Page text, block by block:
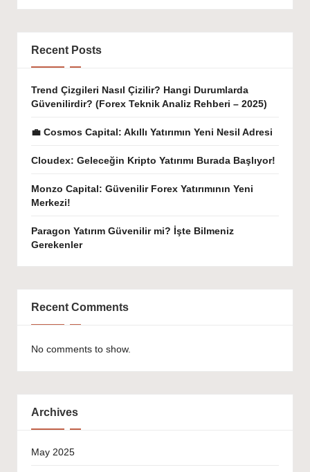
Recent Posts
Trend Çizgileri Nasıl Çizilir? Hangi Durumlarda
Güvenilirdir? (Forex Teknik Analiz Rehberi – 2025)
💼 Cosmos Capital: Akıllı Yatırımın Yeni Nesil Adresi
Cloudex: Geleceğin Kripto Yatırımı Burada Başlıyor!
Monzo Capital: Güvenilir Forex Yatırımının Yeni
Merkezi!
Paragon Yatırım Güvenilir mi? İşte Bilmeniz
Gerekenler
Recent Comments
No comments to show.
Archives
May 2025